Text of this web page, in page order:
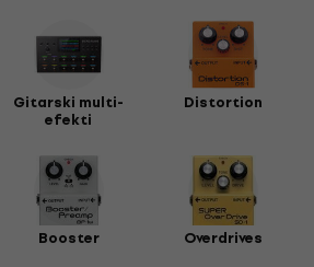
Gitarski multi-
efekti
Distortion
Booster Overdrives